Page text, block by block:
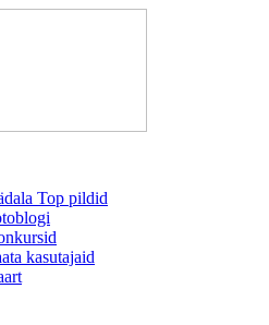
Top pildid
kasutajaid